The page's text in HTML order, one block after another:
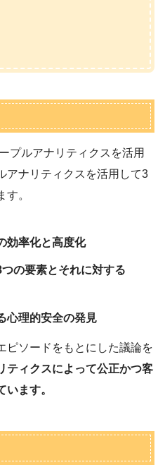
プルアナリティクスを活用
アナリティクスを活用して3
。
効率化と高度化
の要素とそれに対する
心理的安全の発見
ピソードをもとにした議論を
ティクスによって公正かつ客
ます。